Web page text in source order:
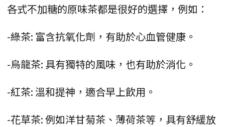
各式不加糖的原味茶都是很好的選擇，例如：
-綠茶: 富含抗氧化劑，有助於心血管健康。
-烏龍茶: 具有獨特的風味，也有助於消化。
-紅茶: 溫和提神，適合早上飲用。
-花草茶: 例如洋甘菊茶、薄荷茶等，具有舒緩放